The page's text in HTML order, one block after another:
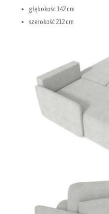
głębokośc 142 cm
szerokość 212 cm